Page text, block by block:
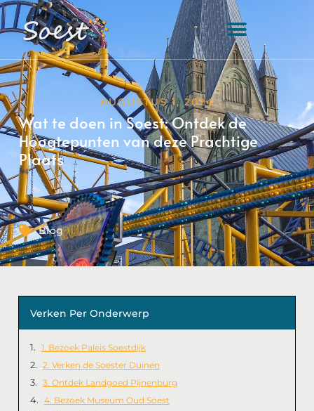
AUGUSTUS 1, 2024
Wat te doen in Soest: Ontdek de
Hoogtepunten van deze Prachtige
Plaats
Blog
Verken Per Onderwerp
1. Bezoek Paleis Soestdijk
2. Verken de Soester Duinen
3. Ontdek Landgoed Pijnenburg
4. Bezoek Museum Oud Soest